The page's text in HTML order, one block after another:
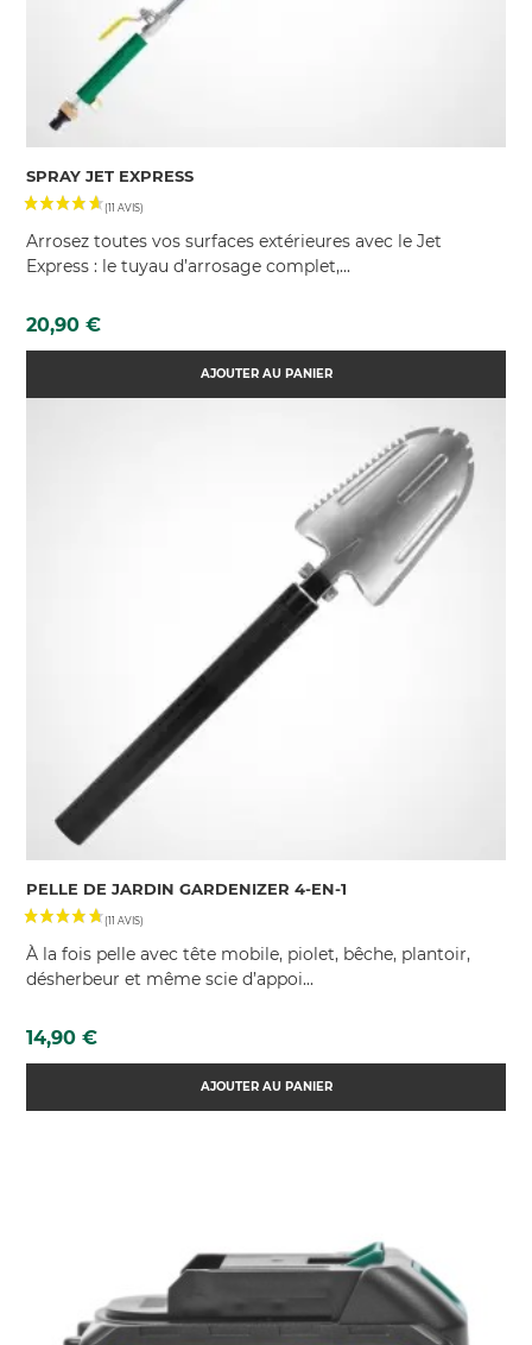
SPRAY JET EXPRESS
Arrosez toutes vos surfaces extérieures avec le Jet
Express : le tuyau d’arrosage complet,...
Prix
20,90 €
AJOUTER AU PANIER
PELLE DE JARDIN GARDENIZER 4-EN-1
À la fois pelle avec tête mobile, piolet, bêche, plantoir,
désherbeur et même scie d’appoi...
Prix
14,90 €
AJOUTER AU PANIER